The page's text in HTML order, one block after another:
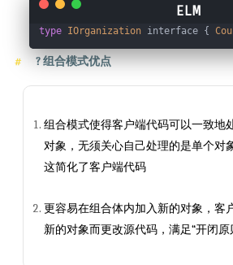
type IOrganization interface {
?组合模式优点
组合模式使得客户端代码可以一致地
对象，无须关心自己处理的是单个对
这简化了客户端代码
更容易在组合体内加入新的对象，客
新的对象而更改源代码，满足“开闭原